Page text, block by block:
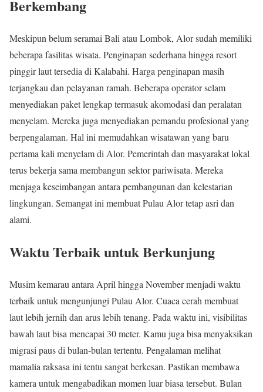
Berkembang
Meskipun belum seramai Bali atau Lombok, Alor sudah memiliki
beberapa fasilitas wisata. Penginapan sederhana hingga resort
pinggir laut tersedia di Kalabahi. Harga penginapan masih
terjangkau dan pelayanan ramah. Beberapa operator selam
menyediakan paket lengkap termasuk akomodasi dan peralatan
menyelam. Mereka juga menyediakan pemandu profesional yang
berpengalaman. Hal ini memudahkan wisatawan yang baru
pertama kali menyelam di Alor. Pemerintah dan masyarakat lokal
terus bekerja sama membangun sektor pariwisata. Mereka
menjaga keseimbangan antara pembangunan dan kelestarian
lingkungan. Semangat ini membuat Pulau Alor tetap asri dan
alami.
Waktu Terbaik untuk Berkunjung
Musim kemarau antara April hingga November menjadi waktu
terbaik untuk mengunjungi Pulau Alor. Cuaca cerah membuat
laut lebih jernih dan arus lebih tenang. Pada waktu ini, visibilitas
bawah laut bisa mencapai 30 meter. Kamu juga bisa menyaksikan
migrasi paus di bulan-bulan tertentu. Pengalaman melihat
mamalia raksasa ini tentu sangat berkesan. Pastikan membawa
kamera untuk mengabadikan momen luar biasa tersebut. Bulan